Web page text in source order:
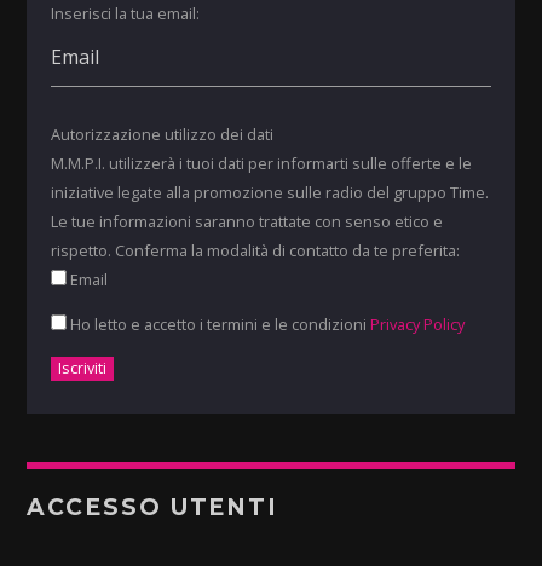
Inserisci la tua email:
Autorizzazione utilizzo dei dati
M.M.P.I. utilizzerà i tuoi dati per informarti sulle offerte e le
iniziative legate alla promozione sulle radio del gruppo Time.
Le tue informazioni saranno trattate con senso etico e
rispetto. Conferma la modalità di contatto da te preferita:
Email
Ho letto e accetto i termini e le condizioni Privacy Policy
ACCESSO UTENTI